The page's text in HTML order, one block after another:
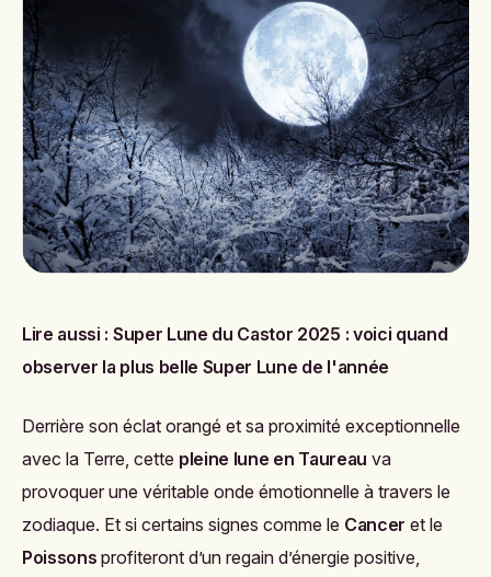
Lire aussi : Super Lune du Castor 2025 : voici quand
observer la plus belle Super Lune de l'année
Derrière son éclat orangé et sa proximité exceptionnelle
avec la Terre, cette pleine lune en Taureau va
provoquer une véritable onde émotionnelle à travers le
zodiaque. Et si certains signes comme le Cancer et le
Poissons profiteront d’un regain d’énergie positive,